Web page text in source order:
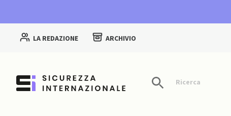
LA REDAZIONE ARCHIVIO
Ricerca